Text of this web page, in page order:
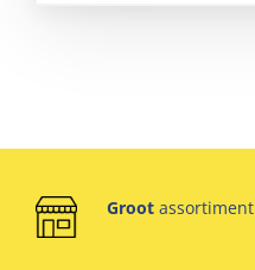
Groot assortiment